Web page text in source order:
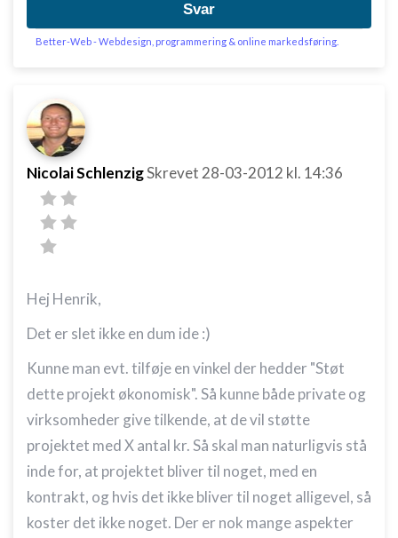
Svar
Better-Web - Webdesign, programmering & online markedsføring.
Nicolai SchlenzigSkrevet 28-03-2012 kl. 14:36
Hej Henrik,
Det er slet ikke en dum ide :)
Kunne man evt. tilføje en vinkel der hedder "Støt
dette projekt økonomisk". Så kunne både private og
virksomheder give tilkende, at de vil støtte
projektet med X antal kr. Så skal man naturligvis stå
inde for, at projektet bliver til noget, med en
kontrakt, og hvis det ikke bliver til noget alligevel, så
koster det ikke noget. Der er nok mange aspekter